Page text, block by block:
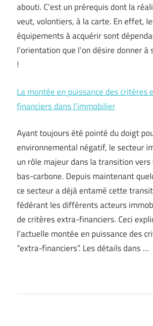
abouti. C’est un prérequis dont la
veut, volontiers, à la carte. En effet,
équipements à acquérir sont
l’orientation que l’on désire donner
!
La montée en puissance des critères
financiers dans l’immobilier
Ayant toujours été pointé du doigt
environnemental négatif, le secteur
un rôle majeur dans la transition vers
bas-carbone. Depuis maintenant
ce secteur a déjà entamé cette
fédérant les différents acteurs
de critères extra-financiers. Ceci
l’actuelle montée en puissance des
“extra-financiers”. Les détails dans …